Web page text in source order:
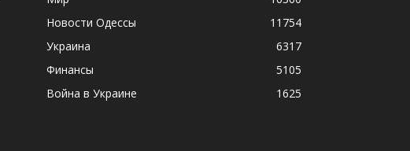
Новости Одессы
11754
Украина
6317
Финансы
5105
Война в Украине
1625